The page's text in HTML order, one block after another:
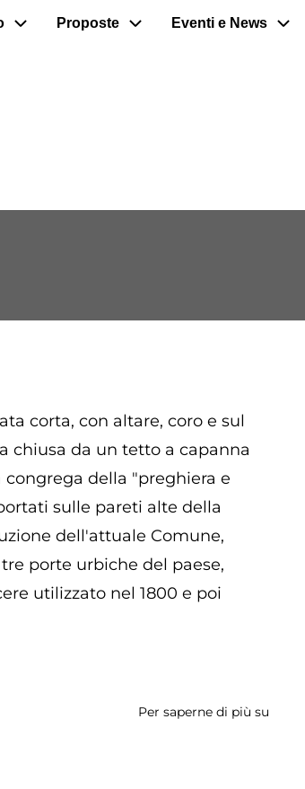
Proposte Eventi e News
corta, con altare, coro e sul
chiusa da un tetto a capanna
della "preghiera e
sulle pareti alte della
dell'attuale Comune,
porte urbiche del paese,
utilizzato nel 1800 e poi
Per saperne di più su